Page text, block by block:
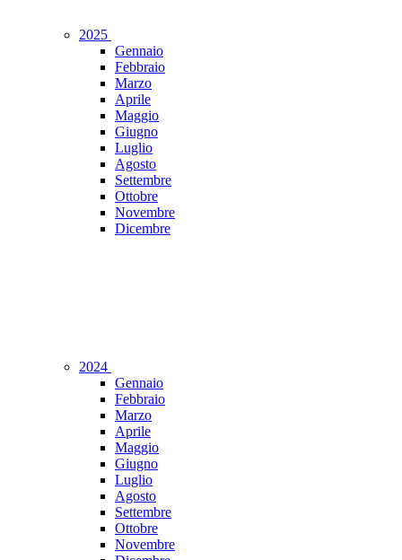
2025
Gennaio
Febbraio
Marzo
Aprile
Maggio
Giugno
Luglio
Agosto
Settembre
Ottobre
Novembre
Dicembre
2024
Gennaio
Febbraio
Marzo
Aprile
Maggio
Giugno
Luglio
Agosto
Settembre
Ottobre
Novembre